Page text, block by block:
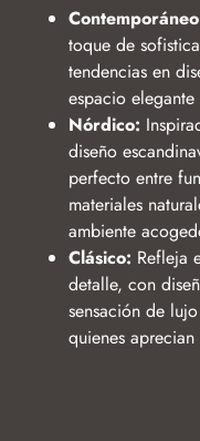
toque de
tendencias en
espacio
Nórdico:
diseño
perfecto entre
materiales
ambiente
Clásico: Refleja
detalle, con
sensación de
quienes